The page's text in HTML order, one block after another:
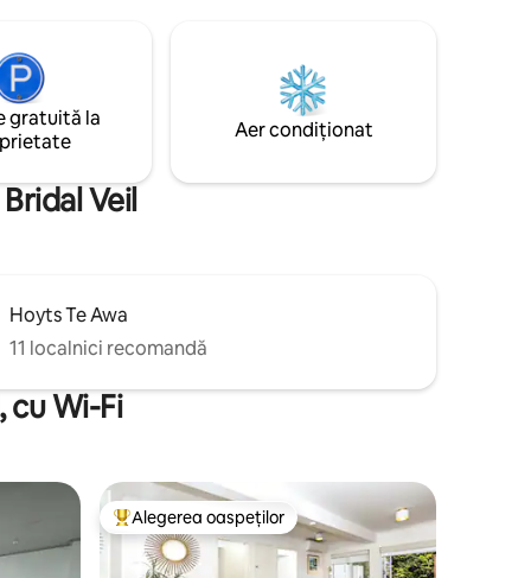
pauze
Un
ascultând cântecul tui în tufișul
pârâului în afara ambelor uși ale
gratuită la
Aer condiționat
Veil
Hoyts Te Awa
11 localnici recomandă
Wi-Fi
oaspețilorLocuință din topul categoriei Alegerea oaspeților
Alegerea oaspeților